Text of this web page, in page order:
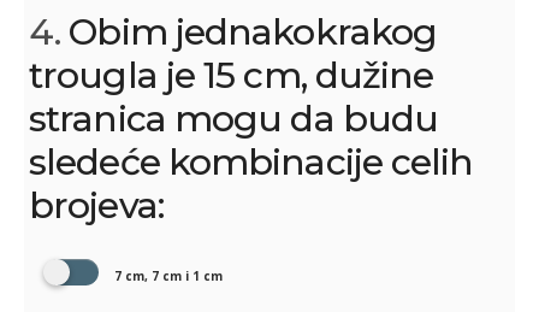
4. Obim jednakokrakog
trougla je 15 cm, dužine
stranica mogu da budu
sledeće kombinacije celih
brojeva:
7 cm, 7 cm i 1 cm